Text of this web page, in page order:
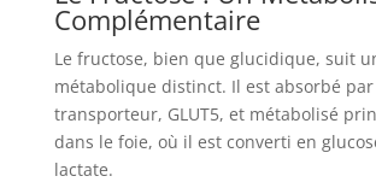
Complémentaire
Le fructose, bien que glucidique, suit
métabolique distinct. Il est absorbé
transporteur, GLUT5, et métabolisé
dans le foie, où il est converti en
lactate.